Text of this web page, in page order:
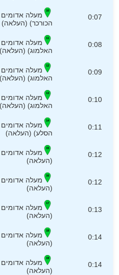
0:07
הכורכר) (העלאה)
0:08
האלמוג) (העלאה)
0:09
האלמוג) (העלאה)
0:10
האלמוג) (העלאה)
0:11
הסלע) (העלאה)
0:12
(העלאה)
0:12
(העלאה)
0:13
(העלאה)
0:14
מעלה
(העלאה)
0:14
מעלה
(העלאה)